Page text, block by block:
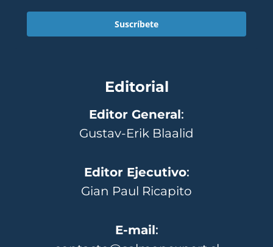
Suscríbete
Editorial
Editor General:
Gustav-Erik Blaalid
Editor Ejecutivo:
Gian Paul Ricapito
E-mail: